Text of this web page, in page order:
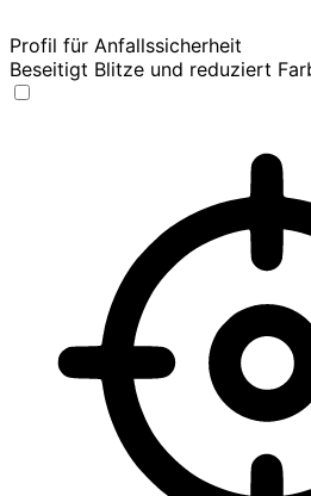
Profil für Anfallssicherheit
Beseitigt Blitze und reduziert